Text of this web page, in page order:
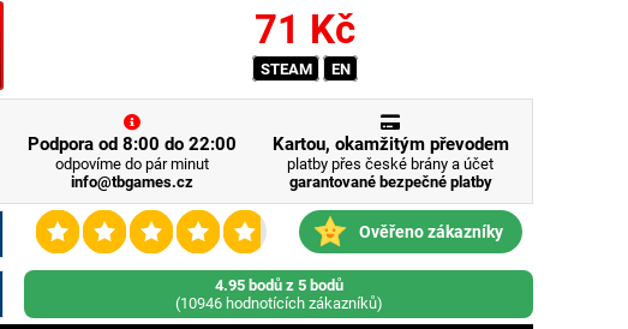
71 Kč
STEAM EN
Podpora od 8:00 do 22:00
odpovíme do pár minut
info@tbgames.cz
Kartou, okamžitým převodem
platby přes české brány a účet
garantované bezpečné platby
Ověřeno zákazníky
4.95 bodů z 5 bodů
(10946 hodnotících zákazníků)